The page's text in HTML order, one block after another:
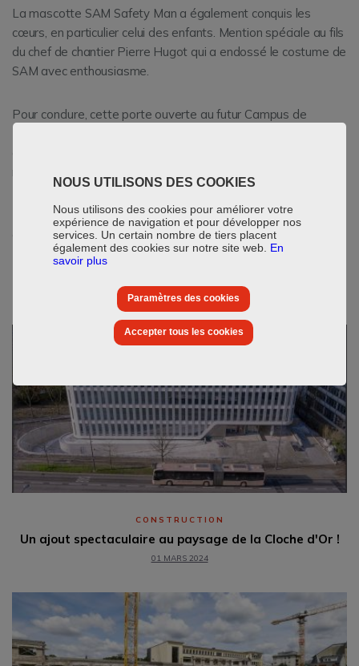
La mascotte SAM Safety Man a également conquis les
cœurs, en particulier celui des enfants. Mention spéciale au fils
du chef de chantier Pierre Hugot qui a endossé le costume de
SAM avec enthousiasme.
Pour conclure, cette porte ouverte au futur Campus de
Nos sincères remerciements à toutes les équipes pour leur
dévouement !
CONSTRUCTION
Un ajout spectaculaire au paysage de la Cloche d'Or !
01 MARS 2024
NOUS UTILISONS DES COOKIES
Nous utilisons des cookies pour améliorer votre
expérience de navigation et pour développer nos
services. Un certain nombre de tiers placent
également des cookies sur notre site web. En
savoir plus
Paramètres des cookies
Accepter tous les cookies